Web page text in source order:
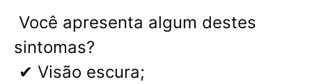
Você apresenta algum destes
sintomas?
✔ Visão escura;